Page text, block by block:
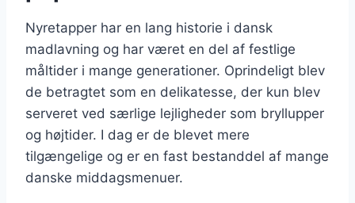
Nyretapper har en lang historie i dansk
madlavning og har været en del af festlige
måltider i mange generationer. Oprindeligt blev
de betragtet som en delikatesse, der kun blev
serveret ved særlige lejligheder som bryllupper
og højtider. I dag er de blevet mere
tilgængelige og er en fast bestanddel af mange
danske middagsmenuer.